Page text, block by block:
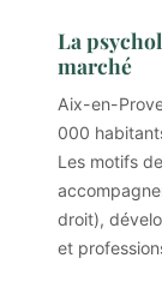
La
marché
Aix-en-
000
Les motifs
droit),
et